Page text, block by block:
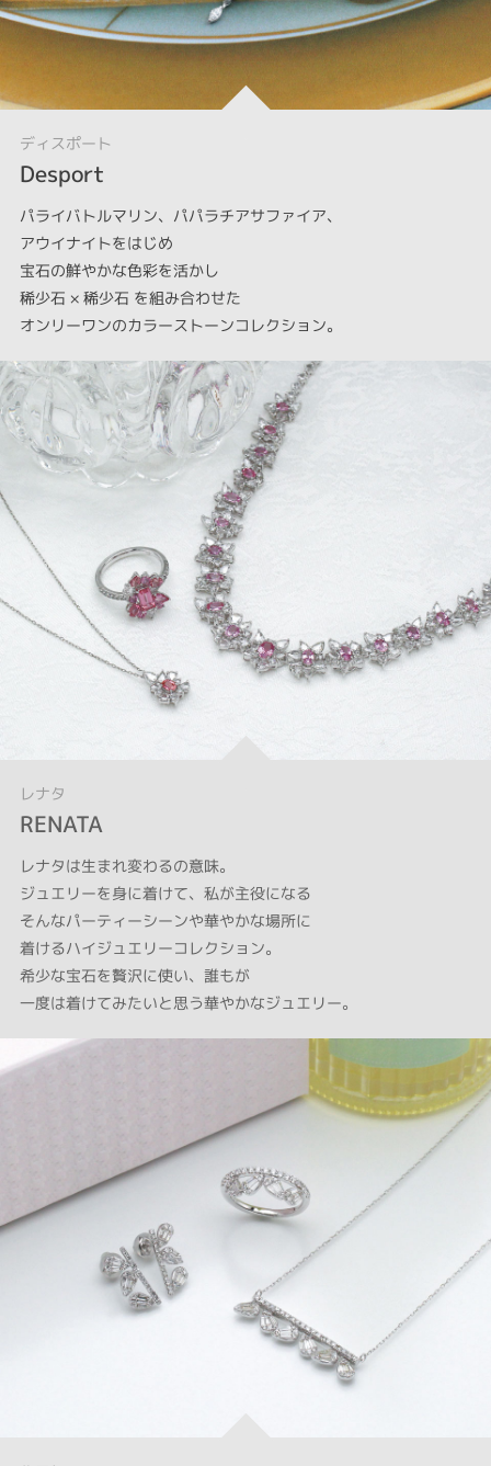
ディスポート
Desport
パライバトルマリン、パパラチアサファイア、
アウイナイトをはじめ
宝石の鮮やかな色彩を活かし
稀少石 × 稀少石 を組み合わせた
オンリーワンのカラーストーンコレクション。
レナタ
RENATA
レナタは生まれ変わるの意味。
ジュエリーを身に着けて、私が主役になる
そんなパーティーシーンや華やかな場所に
着けるハイジュエリーコレクション。
希少な宝石を贅沢に使い、誰もが
一度は着けてみたいと思う華やかなジュエリー。